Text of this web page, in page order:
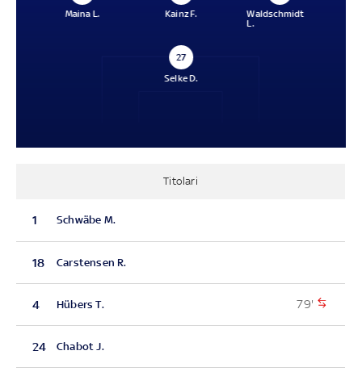
Maina L.
Kainz F.
Waldschmidt
L.
27
Selke D.
Titolari
1 Schwäbe M.
18 Carstensen R.
4 Hübers T. 79'
24 Chabot J.